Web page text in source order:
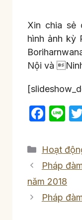
Xin chia sẻ
hình ảnh kỳ
Nội và
F
c
e
b
o
Li
e
Hoạt
Pháp
năm 2018
Pháp